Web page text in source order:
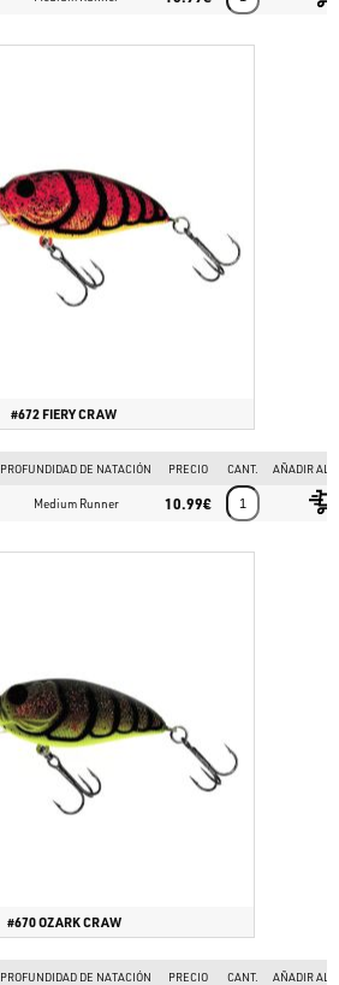
#672 FIERY CRAW
PROFUNDIDAD DE NATACIÓN PRECIO CANT. AÑADIR AL
Medium Runner 10.99€
#670 OZARK CRAW
PROFUNDIDAD DE NATACIÓN PRECIO CANT. AÑADIR AL